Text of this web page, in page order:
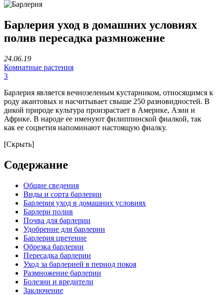
Барлерия уход в домашних условиях
полив пересадка размножение
24.06.19
Комнатные растения
3
Барлерия является вечнозеленым кустарником, относящимся к
роду акантовых и насчитывает свыше 250 разновидностей. В
дикой природе культура произрастает в Америке, Азии и
Африке. В народе ее именуют филиппинской фиалкой, так
как ее соцветия напоминают настоящую фиалку.
[Скрыть]
Содержание
Общие сведения
Виды и сорта барлерии
Барлерия уход в домашних условиях
Барлери полив
Почва для барлерии
Удобрение для барлерии
Барлерия цветение
Обрезка барлерии
Пересадка барлерии
Уход за барлерией в период покоя
Размножение барлерии
Болезни и вредители
Заключение